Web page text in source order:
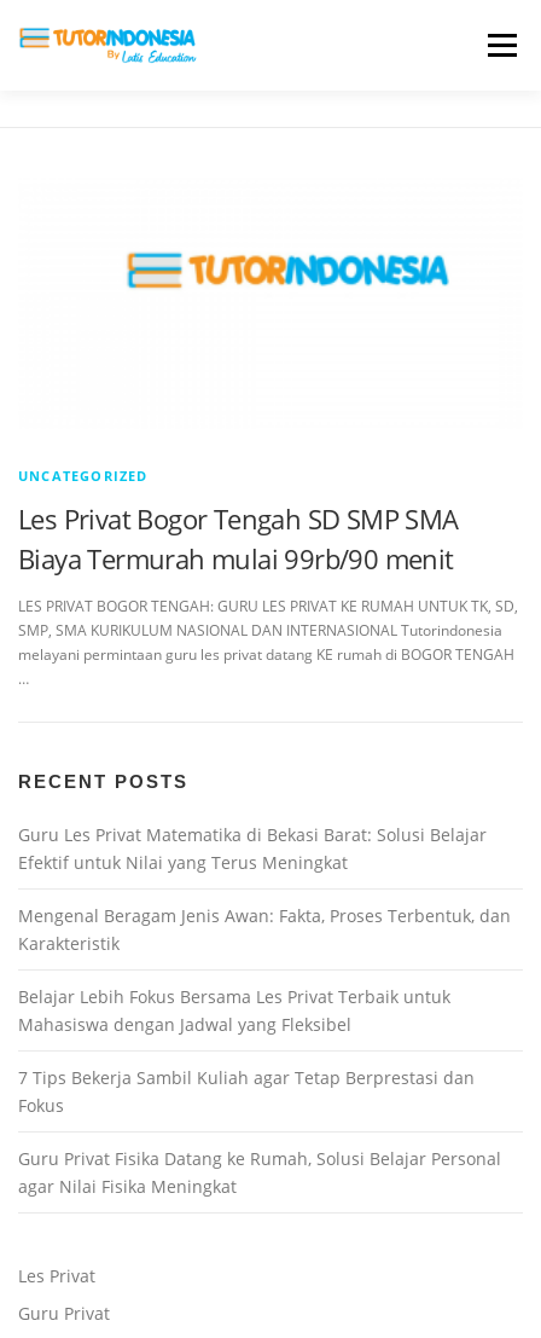
Menu
UNCATEGORIZED
Les Privat Bogor Tengah SD SMP SMA
Biaya Termurah mulai 99rb/90 menit
LES PRIVAT BOGOR TENGAH: GURU LES PRIVAT KE RUMAH UNTUK TK, SD,
SMP, SMA KURIKULUM NASIONAL DAN INTERNASIONAL Tutorindonesia
melayani permintaan guru les privat datang KE rumah di BOGOR TENGAH
…
RECENT POSTS
Guru Les Privat Matematika di Bekasi Barat: Solusi Belajar
Efektif untuk Nilai yang Terus Meningkat
Mengenal Beragam Jenis Awan: Fakta, Proses Terbentuk, dan
Karakteristik
Belajar Lebih Fokus Bersama Les Privat Terbaik untuk
Mahasiswa dengan Jadwal yang Fleksibel
7 Tips Bekerja Sambil Kuliah agar Tetap Berprestasi dan
Fokus
Guru Privat Fisika Datang ke Rumah, Solusi Belajar Personal
agar Nilai Fisika Meningkat
Les Privat
Guru Privat